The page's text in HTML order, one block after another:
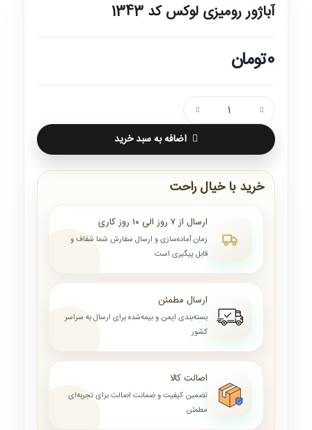
آباژور رومیزی لوکس کد 1343
0تومان
اضافه به سبد خرید
خرید با خیال راحت
ارسال از ۷ روز الی ۱۰ روز کاری
زمان آماده‌سازی و ارسال سفارش شما شفاف و
قابل پیگیری است
ارسال مطمئن
بسته‌بندی ایمن و بیمه‌شده برای ارسال به سراسر
کشور
اصالت کالا
تضمین کیفیت و ضمانت اصالت برای تجربه‌ای
مطمئن